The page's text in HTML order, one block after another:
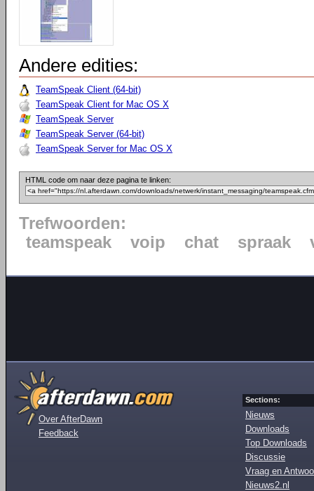
Andere edities:
TeamSpeak Client (64-bit)
TeamSpeak Client for Mac OS X
TeamSpeak Server
TeamSpeak Server (64-bit)
TeamSpeak Server for Mac OS X
HTML code om naar deze pagina te linken:
Trefwoorden:
teamspeak
voip chat spraak
Over AfterDawn
Feedback
Sections:
Nieuws
Downloads
Top Downloads
Discussie
Vraag en
Nieuws2.nl